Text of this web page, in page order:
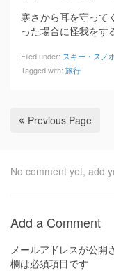
寒さから耳を守って
った場合に怪我をす
Filed under: スキー・スノ
Tagged with: 旅行
Previous Page
No comment yet, add
Add a Comment
メールアドレスが公開
欄は必須項目です